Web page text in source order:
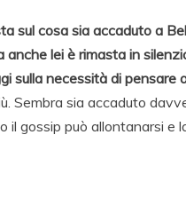
sul cosa sia accaduto a
lei è rimasta in
sulla necessità di pensare
Sembra sia accaduto
gossip può allontanarsi e